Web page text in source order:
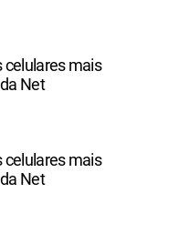
celulares mais
Net
celulares mais
Net